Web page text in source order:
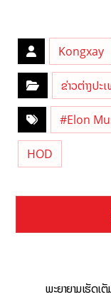
Kongxay
ຂ່າວຕ່າງປະ
#Elon
HOD
ພະຍາຍາມເຮັດເ